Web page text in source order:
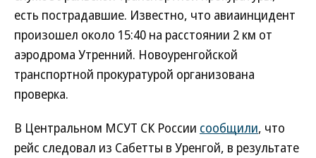
есть пострадавшие. Известно, что авиаинцидент
произошел около 15:40 на расстоянии 2 км от
аэродрома Утренний. Новоуренгойской
транспортной прокуратурой организована
проверка.
В Центральном МСУТ СК России сообщили, что
рейс следовал из Сабетты в Уренгой, в результате